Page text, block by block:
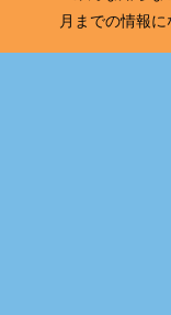
月までの情報